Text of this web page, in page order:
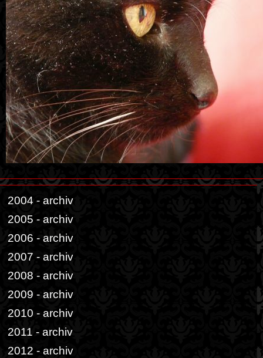
2004 - archiv
2005 - archiv
2006 - archiv
2007 - archiv
2008 - archiv
2009 - archiv
2010 - archiv
2011 - archiv
2012 - archiv